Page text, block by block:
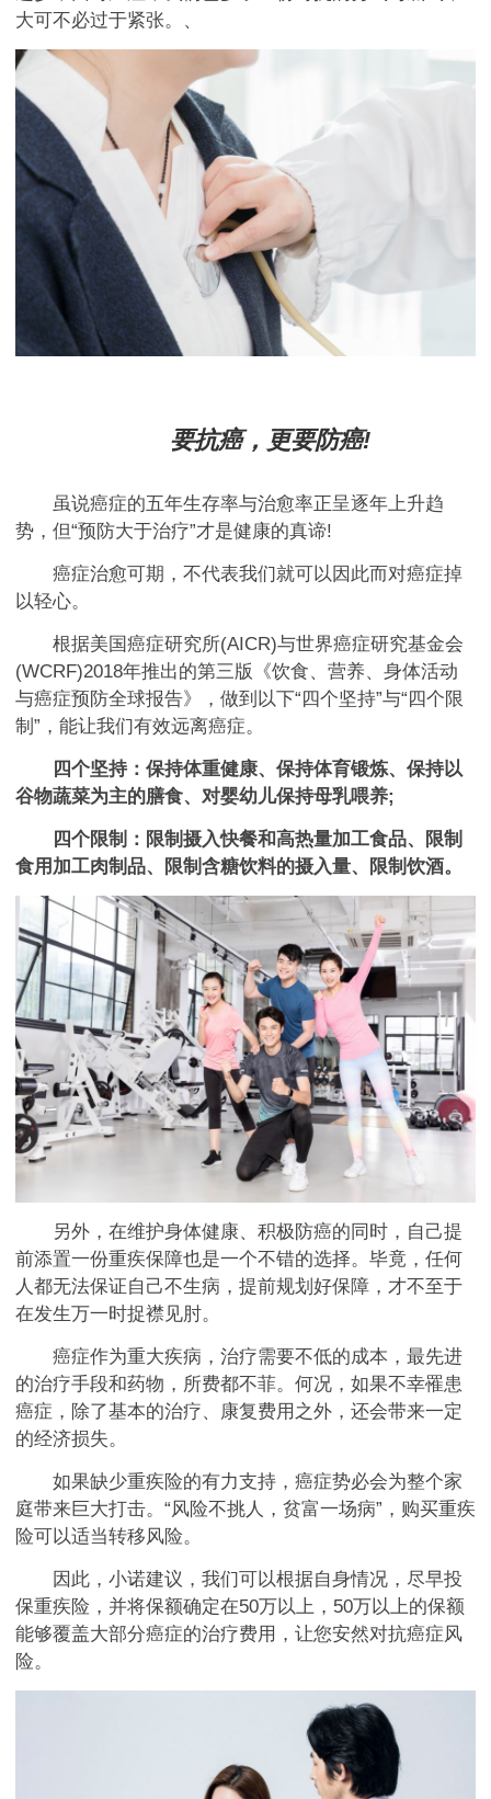
大可不必过于紧张。、
要抗癌，更要防癌!
虽说癌症的五年生存率与治愈率正呈逐年上升趋
势，但“预防大于治疗”才是健康的真谛!
癌症治愈可期，不代表我们就可以因此而对癌症掉
以轻心。
根据美国癌症研究所(AICR)与世界癌症研究基金会
(WCRF)2018年推出的第三版《饮食、营养、身体活动
与癌症预防全球报告》，做到以下“四个坚持”与“四个限
制”，能让我们有效远离癌症。
四个坚持：保持体重健康、保持体育锻炼、保持以
谷物蔬菜为主的膳食、对婴幼儿保持母乳喂养;
四个限制：限制摄入快餐和高热量加工食品、限制
食用加工肉制品、限制含糖饮料的摄入量、限制饮酒。
另外，在维护身体健康、积极防癌的同时，自己提
前添置一份重疾保障也是一个不错的选择。毕竟，任何
人都无法保证自己不生病，提前规划好保障，才不至于
在发生万一时捉襟见肘。
癌症作为重大疾病，治疗需要不低的成本，最先进
的治疗手段和药物，所费都不菲。何况，如果不幸罹患
癌症，除了基本的治疗、康复费用之外，还会带来一定
的经济损失。
如果缺少重疾险的有力支持，癌症势必会为整个家
庭带来巨大打击。“风险不挑人，贫富一场病”，购买重疾
险可以适当转移风险。
因此，小诺建议，我们可以根据自身情况，尽早投
保重疾险，并将保额确定在50万以上，50万以上的保额
能够覆盖大部分癌症的治疗费用，让您安然对抗癌症风
险。